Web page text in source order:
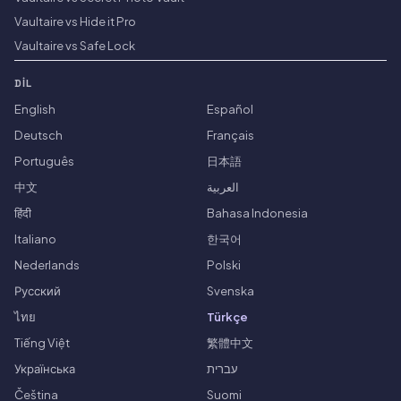
Vaultaire vs Hide it Pro
Vaultaire vs Safe Lock
DIL
English
Español
Deutsch
Français
Português
日本語
中文
العربية
हिंदी
Bahasa Indonesia
Italiano
한국어
Nederlands
Polski
Русский
Svenska
ไทย
Türkçe
Tiếng Việt
繁體中文
Українська
עברית
Čeština
Suomi